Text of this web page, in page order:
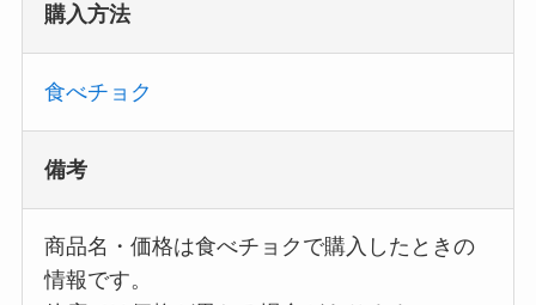
購入方法
食べチョク
備考
商品名・価格は食べチョクで購入したときの
情報です。